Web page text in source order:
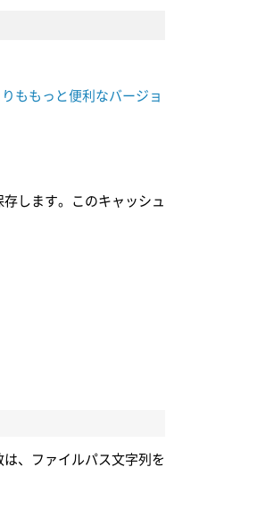
ももっと便利なバージョ
します。このキャッシュ
、ファイルパス文字列を